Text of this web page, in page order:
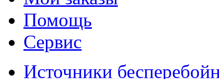
Помощь
Сервис
Источники